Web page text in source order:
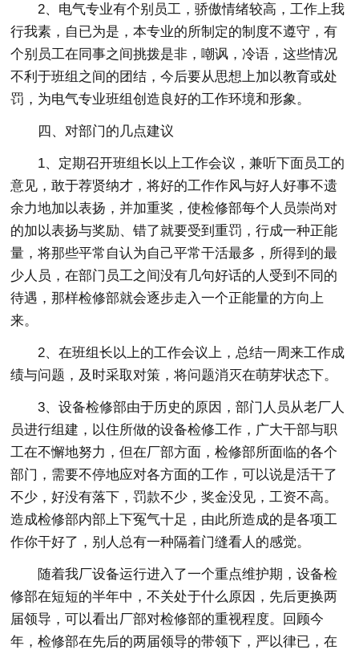
2、电气专业有个别员工，骄傲情绪较高，工作上我
行我素，自已为是，本专业的所制定的制度不遵守，有
个别员工在同事之间挑拨是非，嘲讽，冷语，这些情况
不利于班组之间的团结，今后要从思想上加以教育或处
罚，为电气专业班组创造良好的工作环境和形象。
四、对部门的几点建议
1、定期召开班组长以上工作会议，兼听下面员工的
意见，敢于荐贤纳才，将好的工作作风与好人好事不遗
余力地加以表扬，并加重奖，使检修部每个人员崇尚对
的加以表扬与奖励、错了就要受到重罚，行成一种正能
量，将那些平常自认为自己平常干活最多，所得到的最
少人员，在部门员工之间没有几句好话的人受到不同的
待遇，那样检修部就会逐步走入一个正能量的方向上
来。
2、在班组长以上的工作会议上，总结一周来工作成
绩与问题，及时采取对策，将问题消灭在萌芽状态下。
3、设备检修部由于历史的原因，部门人员从老厂人
员进行组建，以住所做的设备检修工作，广大干部与职
工在不懈地努力，但在厂部方面，检修部所面临的各个
部门，需要不停地应对各方面的工作，可以说是活干了
不少，好没有落下，罚款不少，奖金没见，工资不高。
造成检修部内部上下冤气十足，由此所造成的是各项工
作你干好了，别人总有一种隔着门缝看人的感觉。
随着我厂设备运行进入了一个重点维护期，设备检
修部在短短的半年中，不关处于什么原因，先后更换两
届领导，可以看出厂部对检修部的重视程度。回顾今
年，检修部在先后的两届领导的带领下，严以律已，在